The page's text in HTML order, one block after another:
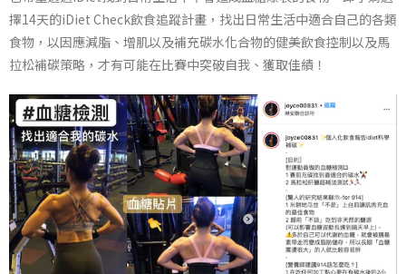
擇14天的iDiet Check飲食追蹤計畫，找出日常生活中適合自己的各類
食物，以因應減脂、增肌以及補充碳水化合物的健美飲食控制以及馬
拉松補碳策略，才有可能在比賽中突破自我、獲取佳績！